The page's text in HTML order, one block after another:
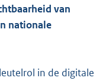
van
nationale
in de digitale